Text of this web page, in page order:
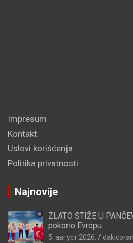
Impresum
Kontakt
Uslovi korišćenja
Politika privatnosti
Najnovije
ZLATO STIŽE U
pokorio Evropu
5. август 2026.